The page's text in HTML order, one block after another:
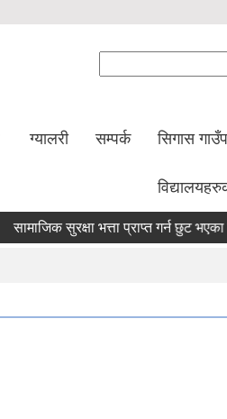
ग्यालरी सम्पर्क सिगास
सामाजिक सुरक्षा भत्ता प्राप्त गर्न छुट भएका